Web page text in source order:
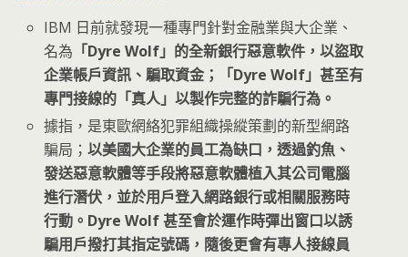
IBM 日前就發現一種專門針對金融業與大企業、
名為 「Dyre Wolf」的全新銀行惡意軟件，以盜取
企業帳戶資訊、騙取資金；「Dyre Wolf」甚至有
專門接線的「真人」以製作完整的詐騙行為。
據指，是東歐網絡犯罪組織操縱策劃的新型網路
騙局；以美國大企業的員工為缺口，透過釣魚、
發送惡意軟體等手段將惡意軟體植入其公司電腦
進行潛伏，並於用戶登入網路銀行或相關服務時
行動。Dyre Wolf 甚至會於運作時彈出窗口以誘
騙用戶撥打其指定號碼，隨後更會有專人接線員